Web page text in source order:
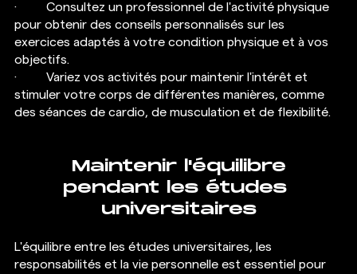
·  	Consultez un professionnel de l'activité physique
pour obtenir des conseils personnalisés sur les
exercices adaptés à votre condition physique et à vos
objectifs.
·  	Variez vos activités pour maintenir l'intérêt et
stimuler votre corps de différentes manières, comme
des séances de cardio, de musculation et de flexibilité.
pendant les études
universitaires
L'équilibre entre les études universitaires, les
responsabilités et la vie personnelle est essentiel pour